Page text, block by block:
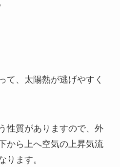
て、太陽熱が逃げやすく
性質がありますので、外
から上へ空気の上昇気流
ります。